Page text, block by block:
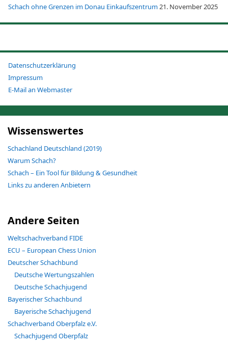
Schach ohne Grenzen im Donau Einkaufszentrum21. November 2025
Datenschutzerklärung
Impressum
E-Mail an Webmaster
Wissenswertes
Schachland Deutschland (2019)
Warum Schach?
Schach – Ein Tool für Bildung & Gesundheit
Links zu anderen Anbietern
Andere Seiten
Weltschachverband FIDE
ECU – European Chess Union
Deutscher Schachbund
Deutsche Wertungszahlen
Deutsche Schachjugend
Bayerischer Schachbund
Bayerische Schachjugend
Schachverband Oberpfalz e.V.
Schachjugend Oberpfalz